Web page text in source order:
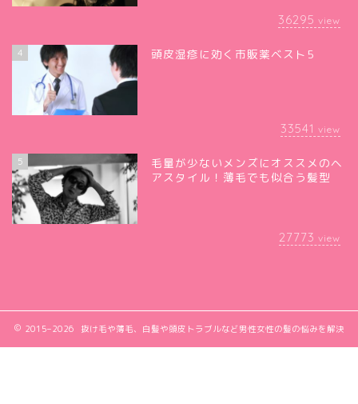
36295 view
4 頭皮湿疹に効く市販薬ベスト5
33541 view
5
毛量が少ないメンズにオススメのヘ
アスタイル！薄毛でも似合う髪型
27773 view
2015–2026 抜け毛や薄毛、白髪や頭皮トラブルなど男性女性の髪の悩みを解決